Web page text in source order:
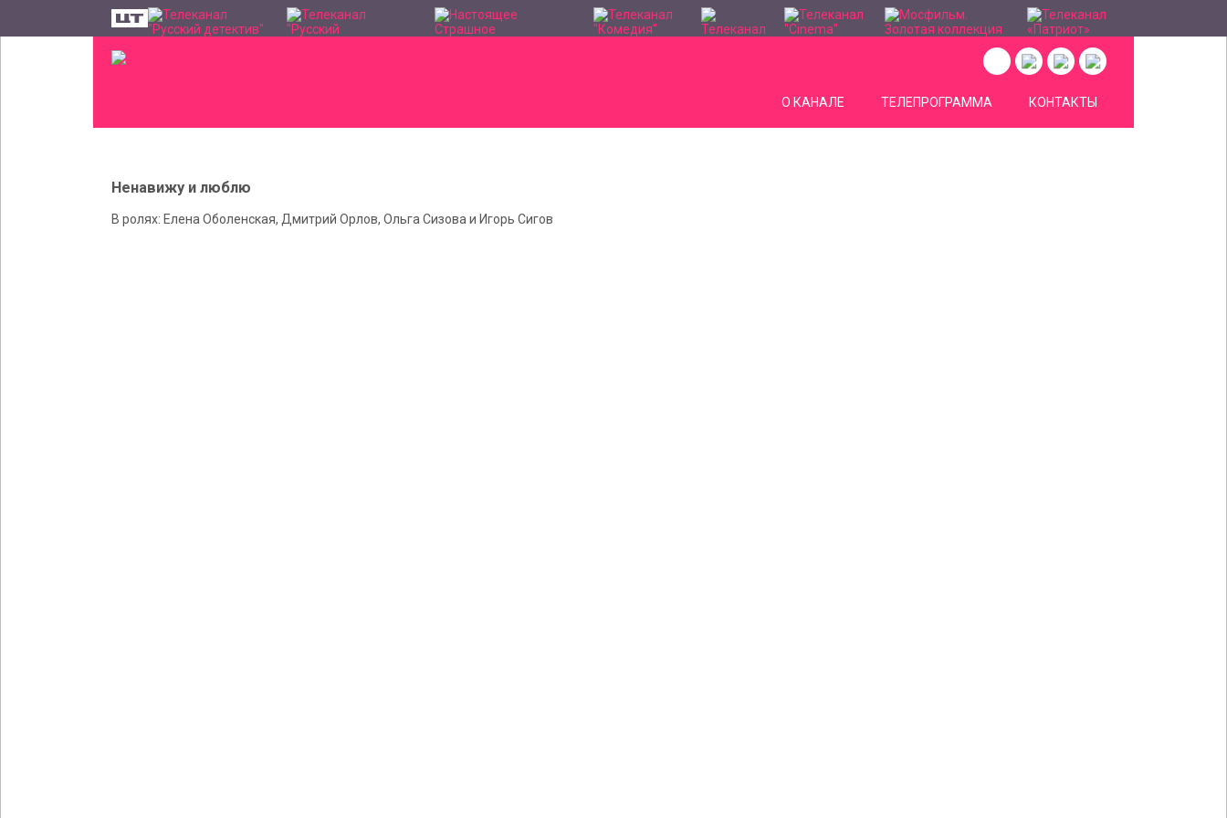
О КАНАЛЕ ТЕЛЕПРОГРАММА КОНТАКТЫ
Ненавижу и люблю
В ролях: Елена Оболенская, Дмитрий Орлов, Ольга Сизова и Игорь Сигов